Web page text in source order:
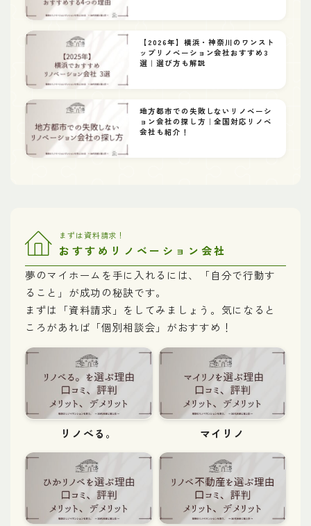
【2026年】横浜・神奈川のワンスト
ップリノベーション会社おすすめ3
選｜選び方も解説
地方都市での失敗しないリノベーシ
ョン会社の探し方｜全国対応リノベ
会社も紹介！
まずは資料請求！
おすすめリノベーション会社
夢のマイホームを手に入れるには、「自分で行動す
ること」が成功の秘訣です。
まずは「資料請求」をしてみましょう。気になると
ころがあれば「個別相談会」がおすすめ！
リノべる。 マイリノ